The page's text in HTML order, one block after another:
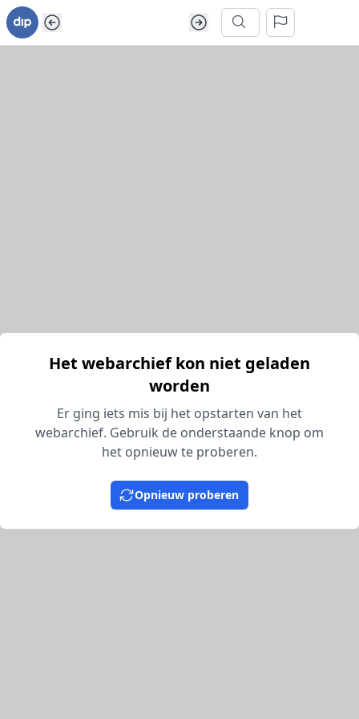
Ga naar inhoud van webarchief
Zoek in dit webarchief
Het webarchief kon niet geladen
worden
Er ging iets mis bij het opstarten van het
webarchief. Gebruik de onderstaande knop om
het opnieuw te proberen.
Opnieuw proberen